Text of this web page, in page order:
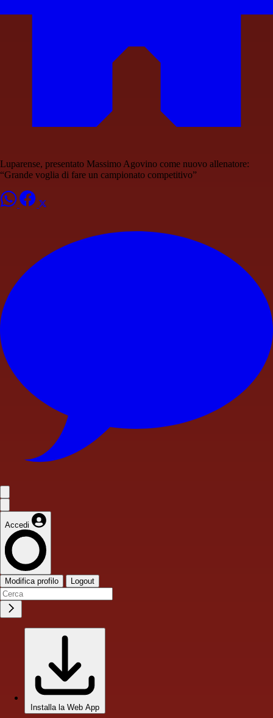
Luparense, presentato Massimo Agovino come nuovo allenatore:
“Grande voglia di fare un campionato competitivo”
Accedi
Modifica profilo Logout
Installa la Web App